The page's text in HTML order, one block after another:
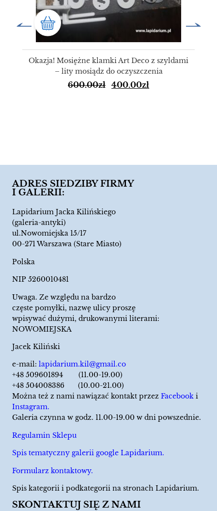
Okazja! Mosiężne klamki Art Deco z szyldami
– lity mosiądz do oczyszczenia
600.00zł 400.00zł
ADRES SIEDZIBY FIRMY
I GALERII:
Lapidarium Jacka Kilińskiego
(galeria-antyki)
ul.Nowomiejska 15/17
00-271 Warszawa (Stare Miasto)
Polska
NIP 5260010481
Uwaga. Ze względu na bardzo
częste pomyłki, nazwę ulicy proszę
wpisywać dużymi, drukowanymi literami:
NOWOMIEJSKA
Jacek Kiliński
e-mail: lapidarium.kil@gmail.co
+48 509601894 (11.00-19.00)
+48 504008386 (10.00-21.00)
Można też z nami nawiązać kontakt przez Facebook i
Instagram.
Galeria czynna w godz. 11.00-19.00 w dni powszednie.
Regulamin Sklepu
Spis tematyczny galerii google Lapidarium.
Formularz kontaktowy.
Spis kategorii i podkategorii na stronach Lapidarium.
SKONTAKTUJ SIĘ Z NAMI